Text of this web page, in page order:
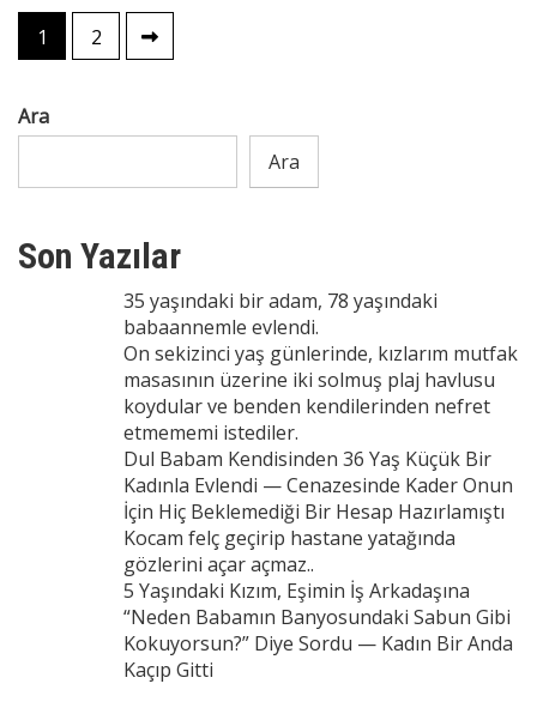
Yazı
sayfalaması
1 2
Ara
Ara
Son Yazılar
35 yaşındaki bir adam, 78 yaşındaki
babaannemle evlendi.
On sekizinci yaş günlerinde, kızlarım mutfak
masasının üzerine iki solmuş plaj havlusu
koydular ve benden kendilerinden nefret
etmememi istediler.
Dul Babam Kendisinden 36 Yaş Küçük Bir
Kadınla Evlendi — Cenazesinde Kader Onun
İçin Hiç Beklemediği Bir Hesap Hazırlamıştı
Kocam felç geçirip hastane yatağında
gözlerini açar açmaz..
5 Yaşındaki Kızım, Eşimin İş Arkadaşına
“Neden Babamın Banyosundaki Sabun Gibi
Kokuyorsun?” Diye Sordu — Kadın Bir Anda
Kaçıp Gitti